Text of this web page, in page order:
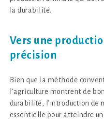
la durabilité.
Vers une
précision
Bien que la méthode
l’agriculture montrent de
durabilité, l’introduction de
essentielle pour atteindre